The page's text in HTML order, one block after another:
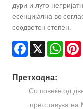
дури и луто
есенцијална во
соодветен степен.
Facebook
X
Претходна:
Со повеќе од
претставува